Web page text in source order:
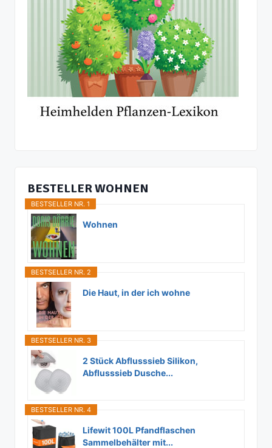
BESTELLER WOHNEN
BESTSELLER NR. 1
Wohnen
BESTSELLER NR. 2
Die Haut, in der ich wohne
BESTSELLER NR. 3
2 Stück Abflusssieb Silikon,
Abflusssieb Dusche...
BESTSELLER NR. 4
Lifewit 100L Pfandflaschen
Sammelbehälter mit...